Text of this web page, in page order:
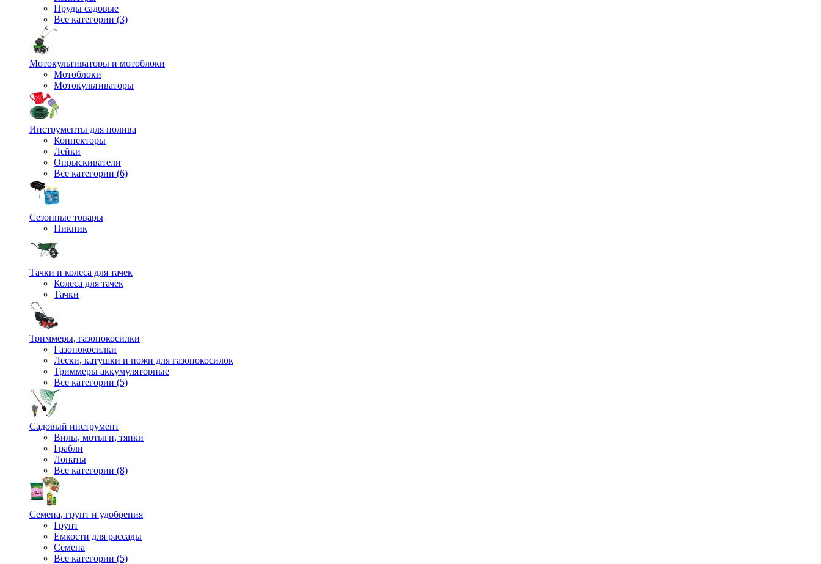
Пруды садовые
Все категории (3)
Мотокультиваторы и мотоблоки
Мотоблоки
Мотокультиваторы
Инструменты для полива
Коннекторы
Лейки
Опрыскиватели
Все категории (6)
Сезонные товары
Пикник
Тачки и колеса для тачек
Колеса для тачек
Тачки
Триммеры, газонокосилки
Газонокосилки
Лески, катушки и ножи для газонокосилок
Триммеры аккумуляторные
Все категории (5)
Садовый инструмент
Вилы, мотыги, тяпки
Грабли
Лопаты
Все категории (8)
Семена, грунт и удобрения
Грунт
Емкости для рассады
Семена
Все категории (5)